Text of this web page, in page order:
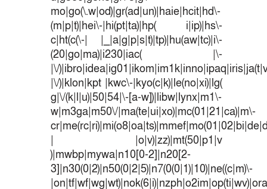
mo|go(\.w|od)|gr(ad|un)|haie|hcit|hd\-
(m|p|t)|hei\-|hi(pt|ta)|hp( i|ip)|hs\-
c|ht(c(\-| |_|a|g|p|s|t)|tp)|hu(aw|tc)|i\-
(20|go|ma)|i230|iac( |\-
|\/
|\/)|klon|kpt |kwc\-|kyo(c|k)|le(no|xi)|lg(
g|\/(k|l|u)|50|54|\-[a-w])|libw|lynx|m1\-
w|m3ga|m50\/|ma(te|ui|xo)|mc(01|21|ca)|m\-
| |o|v)|zz)|mt(50|p1|v
)|mwbp|mywa|n10[0-2]|n20[2-
3]|n30(0|2)|n50(0|2|5)|n7(0(0|1)|10)|ne((c|m)\-